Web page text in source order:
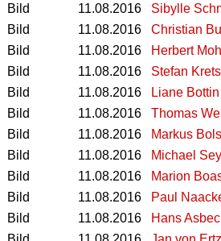
Bild 11.08.2016
Sibylle
Bild 11.08.2016
Christian
Bild 11.08.2016
Herbert
Bild 11.08.2016
Stefan
Bild 11.08.2016
Liane Bottin
Bild 11.08.2016
Thomas
Bild 11.08.2016
Markus
Bild 11.08.2016
Michael
Bild 11.08.2016
Marion
Bild 11.08.2016
Paul
Bild 11.08.2016
Hans